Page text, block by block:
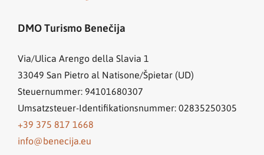
DMO Turismo Benečija
Via/Ulica Arengo della Slavia 1
33049 San Pietro al Natisone/Špietar (UD)
Steuernummer: 94101680307
Umsatzsteuer-Identifikationsnummer: 02835250305
+39 375 817 1668
info@benecija.eu